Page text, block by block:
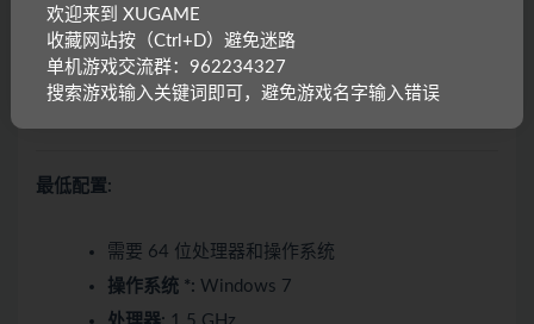
版本介绍
最低配置:
需要 64 位处理器和操作系统
操作系统 *: Windows 7
欢迎来到 XUGAME
收藏网站按（Ctrl+D）避免迷路
单机游戏交流群：962234327
搜索游戏输入关键词即可，避免游戏名字输入错误